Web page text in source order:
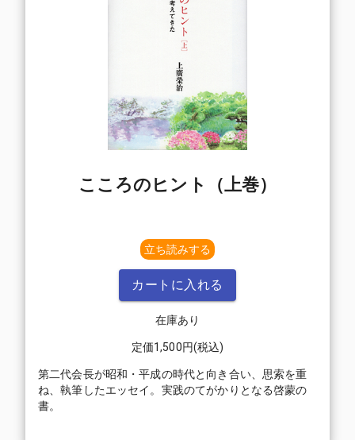
こころのヒント（上巻）
立ち読みする
カートに入れる
在庫あり
定価1,500円(税込)
第二代会長が昭和・平成の時代と向き合い、思索を重
ね、執筆したエッセイ。実践のてがかりとなる啓蒙の
書。